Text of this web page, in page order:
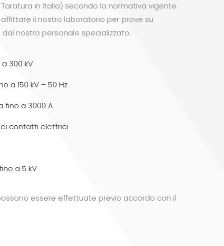
Taratura in Italia) secondo la normativa vigente.
il nostro laboratorio per prove su
nostro personale specializzato:
300 kV
a 150 kV – 50 Hz
fino a 3000 A
contatti elettrici
a 5 kV
essere effettuate previo accordo con il